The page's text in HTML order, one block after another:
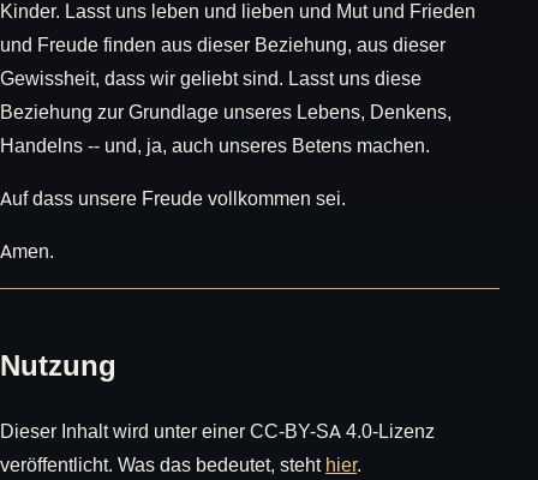
Kinder. Lasst uns leben und lieben und Mut und Frieden
und Freude finden aus dieser Beziehung, aus dieser
Gewissheit, dass wir geliebt sind. Lasst uns diese
Beziehung zur Grundlage unseres Lebens, Denkens,
Handelns -- und, ja, auch unseres Betens machen.
Auf dass unsere Freude vollkommen sei.
Amen.
Nutzung
Dieser Inhalt wird unter einer CC-BY-SA 4.0-Lizenz
veröffentlicht. Was das bedeutet, stehthier.